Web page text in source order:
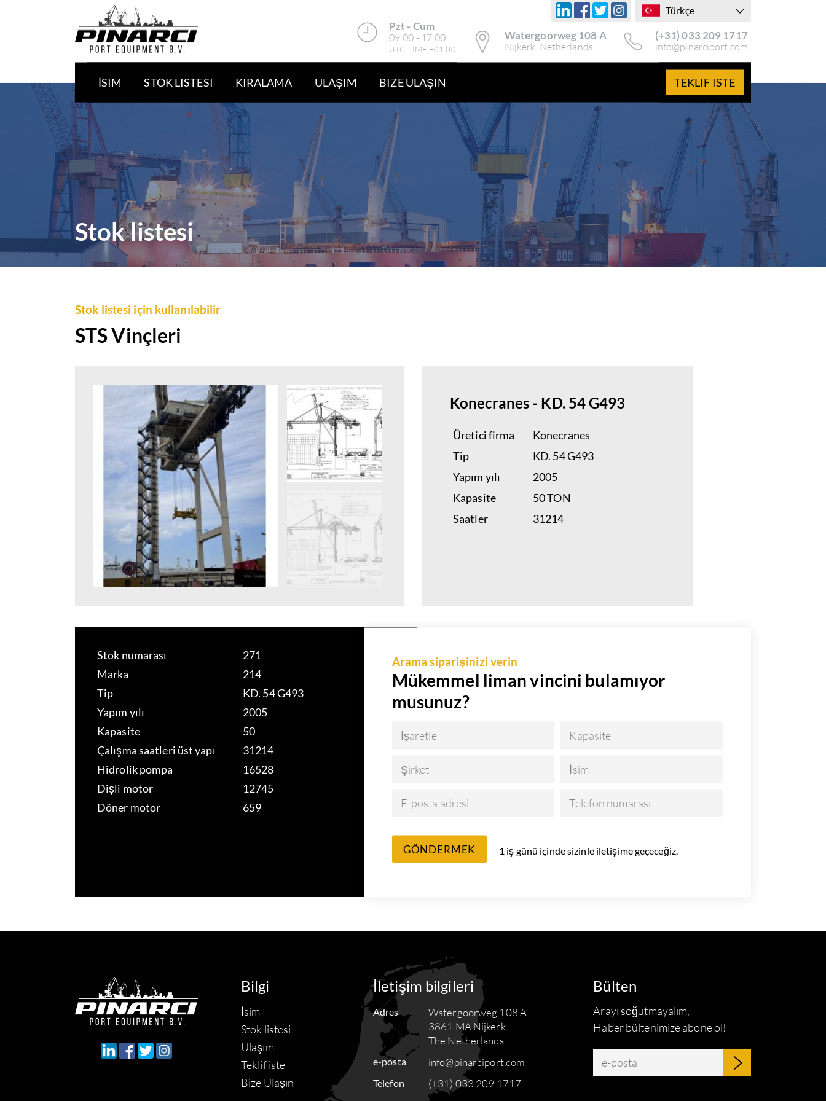
Türkçe
Pzt - Cum
09:00 - 17:00
UTC TIME +01:00
Watergoorweg 108 A
Nijkerk, Netherlands
(+31) 033 209 1717
info@pinarciport.com
İSIM STOK LISTESI KIRALAMA ULAŞIM BIZE ULAŞIN TEKLIF ISTE
Stok listesi
Stok listesi için kullanılabilir
STS Vinçleri
Konecranes - KD. 54 G493
Üretici firma
Konecranes
Tip
KD. 54 G493
Yapım yılı
2005
Kapasite
50 TON
Saatler
31214
Arama siparişinizi verin
Mükemmel liman vincini bulamıyor
musunuz?
İşaretle Kapasite
Şirket İsim
E-posta adresi Telefon numarası
GÖNDERMEK 1 iş günü içinde sizinle iletişime geçeceğiz.
Stok numarası
271
Marka
214
Tip
KD. 54 G493
Yapım yılı
2005
Kapasite
50
Çalışma saatleri üst yapı
31214
Hidrolik pompa
16528
Dişli motor
12745
Döner motor
659
Bilgi
İsim
Stok listesi
Ulaşım
Teklif iste
Bize Ulaşın
İletişim bilgileri
Adres
Watergoorweg 108 A
3861 MA Nijkerk
The Netherlands
e-posta info@pinarciport.com
Telefon (+31) 033 209 1717
Bülten
Arayı soğutmayalım,
Haber bültenimize abone ol!